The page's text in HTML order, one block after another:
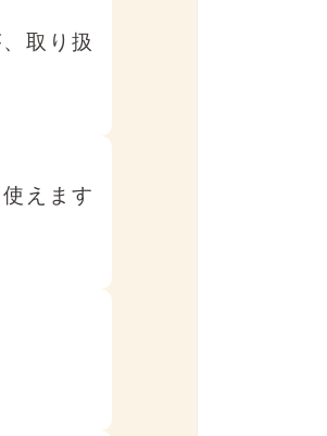
取り扱
えます